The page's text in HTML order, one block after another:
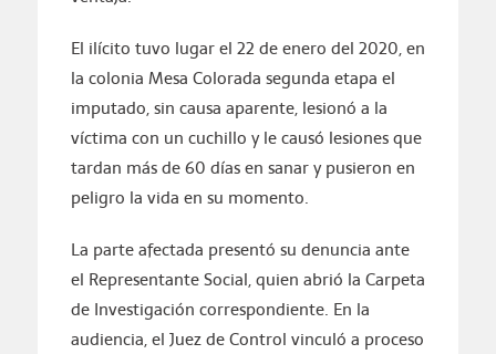
El ilícito tuvo lugar el 22 de enero del 2020, en
la colonia Mesa Colorada segunda etapa el
imputado, sin causa aparente, lesionó a la
víctima con un cuchillo y le causó lesiones que
tardan más de 60 días en sanar y pusieron en
peligro la vida en su momento.
La parte afectada presentó su denuncia ante
el Representante Social, quien abrió la Carpeta
de Investigación correspondiente. En la
audiencia, el Juez de Control vinculó a proceso